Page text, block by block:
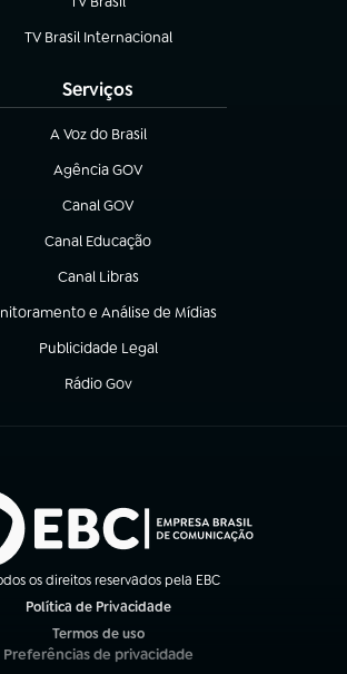
(abre em nova aba)
TV Brasil Internacional
(abre em nova aba)
Serviços
A Voz do Brasil
(abre em nova aba)
Agência GOV
(abre em nova aba)
Canal GOV
(abre em nova aba)
Canal Educação
(abre em nova aba)
Canal Libras
(abre em nova aba)
e Análise de Mídias
em nova aba)
Publicidade Legal
(abre em nova aba)
Rádio Gov
(abre em nova aba)
os direitos reservados pela EBC
Política de Privacidade
Termos de uso
(abre em nova aba)
Preferências de privacidade